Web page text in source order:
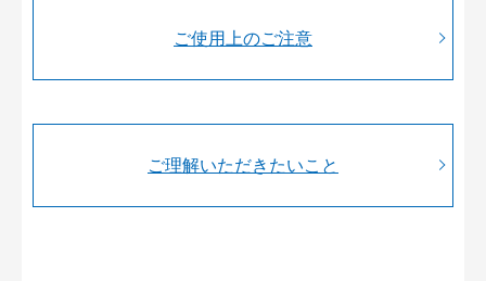
ご使用上のご注意
ご理解いただきたいこと